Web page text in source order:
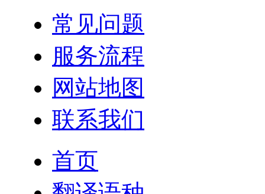
常见问题
服务流程
网站地图
联系我们
首页